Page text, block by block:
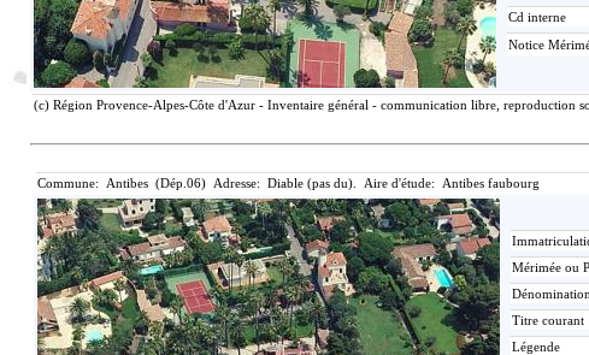
Cd interne
Notice
(c) Région Provence-Alpes-Côte d'Azur - Inventaire général - communication libre, reproduction
Commune: Antibes (Dép.06) Adresse: Diable (pas du). Aire d'étude: Antibes faubourg
Mérimée ou
Dénomination
Titre courant
Légende